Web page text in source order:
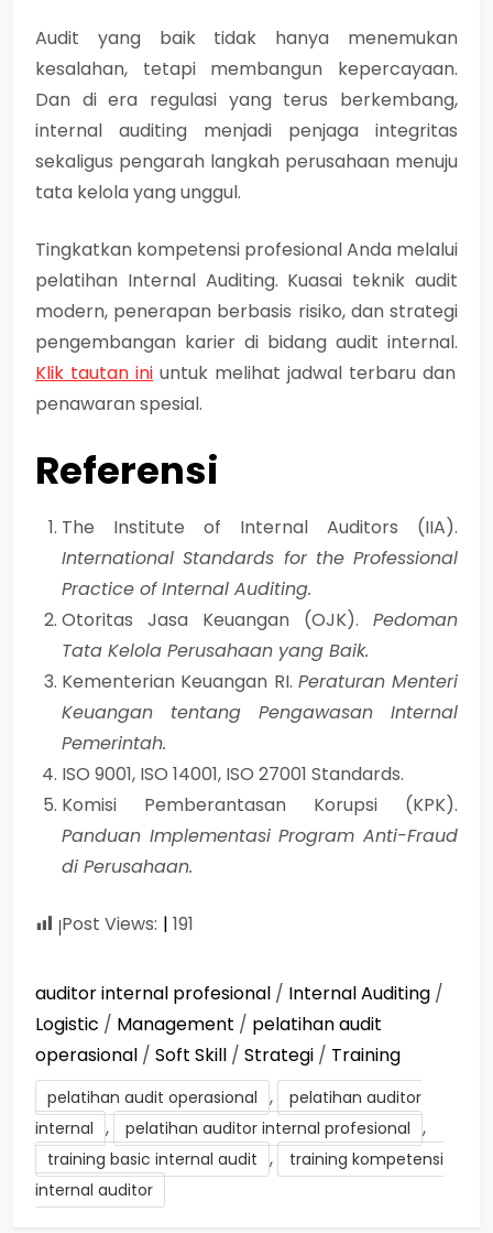
Audit yang baik tidak hanya menemukan
kesalahan, tetapi membangun kepercayaan.
Dan di era regulasi yang terus berkembang,
internal auditing menjadi penjaga integritas
sekaligus pengarah langkah perusahaan menuju
tata kelola yang unggul.
Tingkatkan kompetensi profesional Anda melalui
pelatihan Internal Auditing. Kuasai teknik audit
modern, penerapan berbasis risiko, dan strategi
pengembangan karier di bidang audit internal.
Klik tautan ini untuk melihat jadwal terbaru dan
penawaran spesial.
Referensi
The Institute of Internal Auditors (IIA).
International Standards for the Professional
Practice of Internal Auditing.
Otoritas Jasa Keuangan (OJK). Pedoman
Tata Kelola Perusahaan yang Baik.
Kementerian Keuangan RI. Peraturan Menteri
Keuangan tentang Pengawasan Internal
Pemerintah.
ISO 9001, ISO 14001, ISO 27001 Standards.
Komisi Pemberantasan Korupsi (KPK).
Panduan Implementasi Program Anti-Fraud
di Perusahaan.
Post Views: 191
auditor internal profesional / Internal Auditing /
Logistic / Management / pelatihan audit
operasional / Soft Skill / Strategi / Training
pelatihan audit operasional ,
pelatihan auditor
internal , pelatihan auditor internal profesional ,
training basic internal audit ,
training kompetensi
internal auditor